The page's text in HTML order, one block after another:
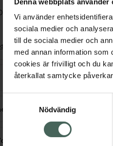
Vi använder
sociala medier och
till de sociala medier och
med annan information som
cookies är frivilligt och du
återkallat samtycke
Nödvändig
tillverkare